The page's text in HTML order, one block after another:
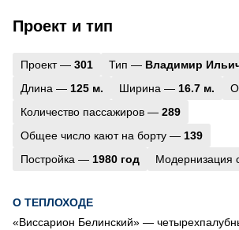
Проект и тип
Проект — 301 Тип — Владимир
Длина — 125 м. Ширина — 16.7 м.
Количество пассажиров — 289
Общее число кают на борту — 139
Постройка — 1980 год Модернизация
О ТЕПЛОХОДЕ
«Виссарион Белинский» —